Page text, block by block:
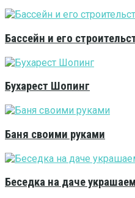
Бассейн и его
Бухарест Шопинг
Баня своими руками
Беседка на даче